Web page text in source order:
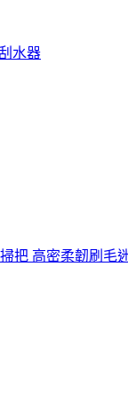
水器
把 高密柔韌刷毛